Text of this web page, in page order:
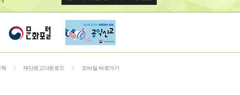
재단로고다운로드 모바일 바로가기